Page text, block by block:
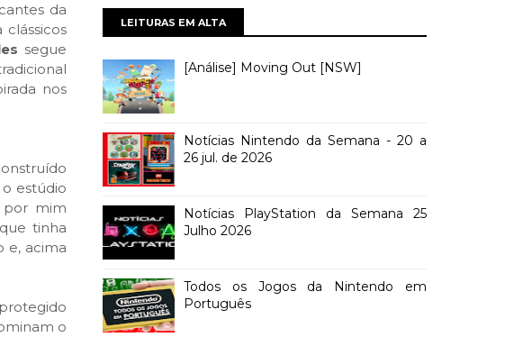
da
segue
nos
estúdio
por mim
tinha
e, acima
o
LEITURAS EM ALTA
[Análise] Moving Out [NSW]
Notícias Nintendo da Semana - 20 a
26 jul. de 2026
Notícias PlayStation da Semana 25
Julho 2026
Todos os Jogos da Nintendo em
Português